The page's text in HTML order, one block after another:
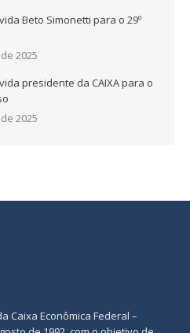
Beto Simonetti para o 29º
2025
presidente da CAIXA para o
2025
Caixa Econômica Federal –